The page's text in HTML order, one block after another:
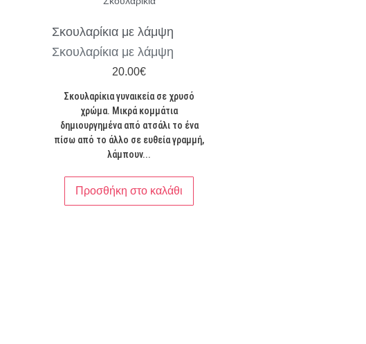
Σκουλαρίκια με λάμψη
Σκουλαρίκια με λάμψη
20.00€
Σκουλαρίκια γυναικεία σε χρυσό
χρώμα. Μικρά κομμάτια
δημιουργημένα από ατσάλι το ένα
πίσω από το άλλο σε ευθεία γραμμή,
λάμπουν...
Προσθήκη στο καλάθι